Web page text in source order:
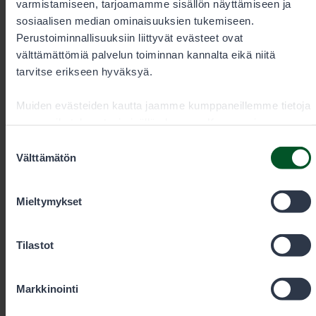
varmistamiseen, tarjoamamme sisällön näyttämiseen ja
sosiaalisen median ominaisuuksien tukemiseen.
Perustoiminnallisuuksiin liittyvät evästeet ovat
välttämättömiä palvelun toiminnan kannalta eikä niitä
tarvitse erikseen hyväksyä.
Muiden evästeiden kautta jaamme kumppaneillemme tietoja
antanut heille tai joita on kerätty, kun olet käyttänyt heidän
valinta
Välttämätön
Mieltymykset
Tilastot
Markkinointi
25.11.2025